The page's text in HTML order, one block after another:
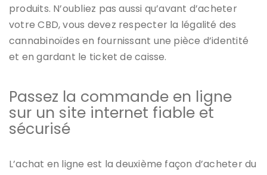
produits. N’oubliez pas aussi qu’avant d’acheter
votre CBD, vous devez respecter la légalité des
cannabinoïdes en fournissant une pièce d’identité
et en gardant le ticket de caisse.
Passez la commande en ligne
sur un site internet fiable et
sécurisé
L’achat en ligne est la deuxième façon d’acheter du